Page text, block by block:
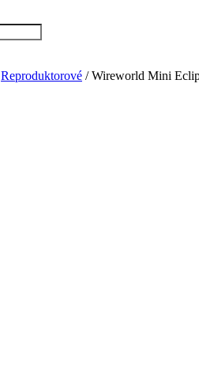
Reproduktorové / Wireworld Mini